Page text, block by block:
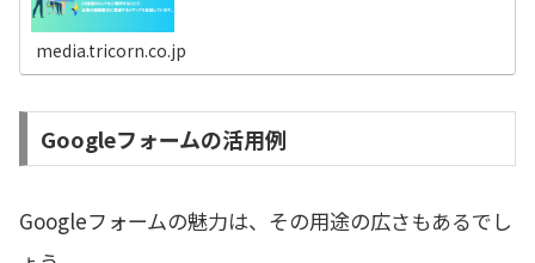
media.tricorn.co.jp
Googleフォームの活用例
Googleフォームの魅力は、その用途の広さもあるでし